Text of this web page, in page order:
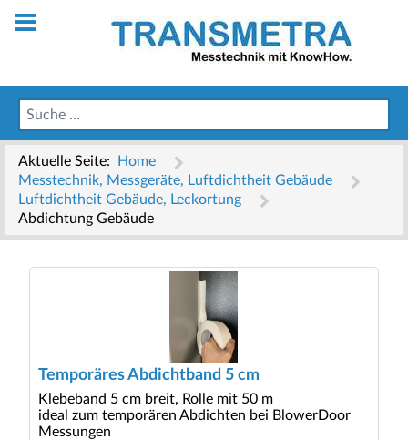
Aktuelle Seite:
Home
Messtechnik, Messgeräte, Luftdichtheit Gebäude
Luftdichtheit Gebäude, Leckortung
Abdichtung Gebäude
Temporäres Abdichtband 5 cm
Klebeband 5 cm breit, Rolle mit 50 m
ideal zum temporären Abdichten bei BlowerDoor
Messungen